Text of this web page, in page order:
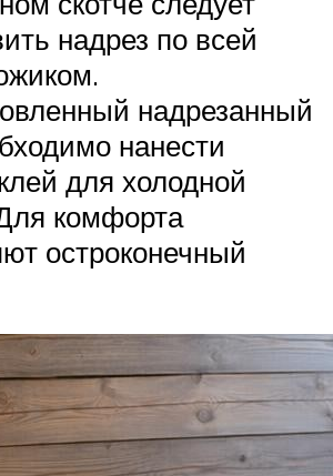
надрез по всей
надрезанный
нанести
для холодной
комфорта
остроконечный